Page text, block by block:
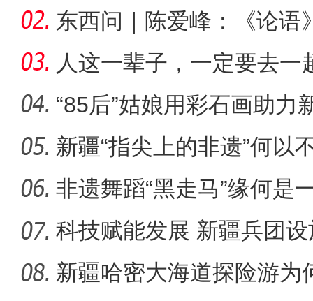
崭新“城”迹：兵团城镇化
东西问｜陈爱峰：《论语
疆的课
人这一辈子，一定要去一
“85后”姑娘用彩石画助力
新疆“指尖上的非遗”何以
非遗舞蹈“黑走马”缘何是
科技赋能发展 新疆兵团设
新疆哈密大海道探险游为